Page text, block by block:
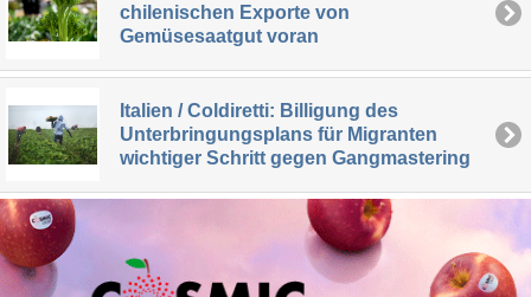
chilenischen Exporte von
Gemüsesaatgut voran
Italien / Coldiretti: Billigung des
Unterbringungsplans für Migranten
wichtiger Schritt gegen Gangmastering